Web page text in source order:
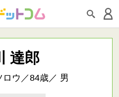
達郎
ロウ／84歳／ 男